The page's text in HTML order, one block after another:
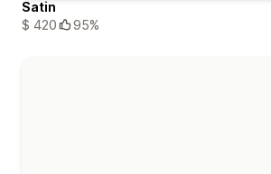
Satin
$ 420
95%